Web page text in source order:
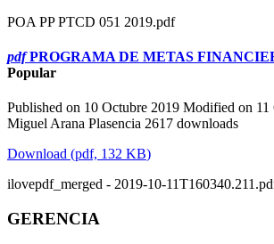
POA PP PTCD 051 2019.pdf
pdf PROGRAMA DE METAS
Popular
Published on 10 Octubre 2019 Modified on 11
Miguel Arana Plasencia 2617 downloads
Download (pdf, 132 KB)
ilovepdf_merged - 2019-10-
GERENCIA